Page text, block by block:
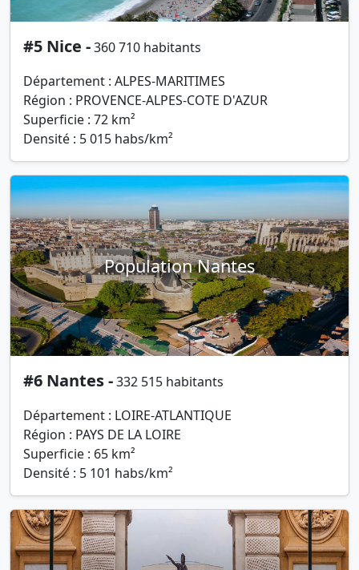
#5 Nice -360 710 habitants
Département : ALPES-MARITIMES
Région : PROVENCE-ALPES-COTE D'AZUR
Superficie : 72 km²
Densité : 5 015 habs/km²
Population Nantes
#6 Nantes -332 515 habitants
Département : LOIRE-ATLANTIQUE
Région : PAYS DE LA LOIRE
Superficie : 65 km²
Densité : 5 101 habs/km²